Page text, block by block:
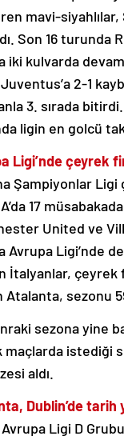
mavi-siyahlılar,
Son 16 turunda
iki kulvarda
2-1
3. sırada
ligin en golcü
Ligi’nde çeyrek
Şampiyonlar Ligi
17
United ve
Avrupa Ligi’nde
İtalyanlar, çeyrek
Atalanta, sezonu
sezona yine
maçlarda istediği
aldı.
Dublin’de tarih
Avrupa Ligi D